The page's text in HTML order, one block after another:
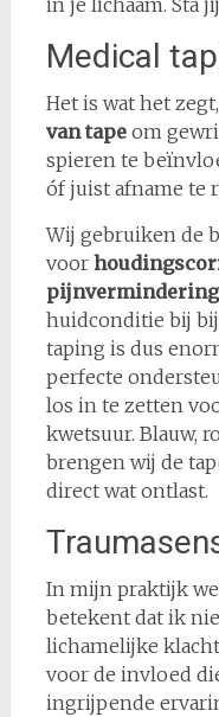
in je lichaam. Sta
Medical
Het is wat het
van tapeom
spieren te
óf juist afname te
Wij gebruiken de
voor
pijnvermindering
huidconditie bij
taping is dus
perfecte
los in te zetten
kwetsuur. Blauw,
brengen wij de
direct wat ontlast.
In mijn praktijk
betekent dat ik
lichamelijke
voor de invloed
ingrijpende